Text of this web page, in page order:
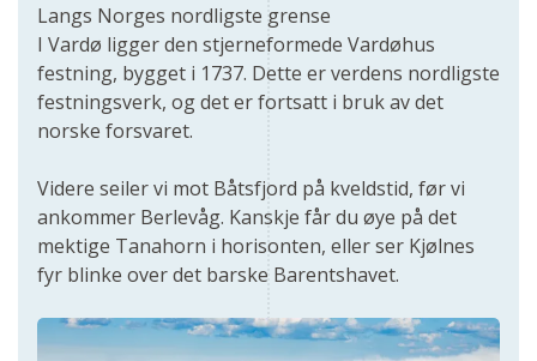
Langs Norges nordligste grense
I Vardø ligger den stjerneformede Vardøhus
festning, bygget i 1737. Dette er verdens nordligste
festningsverk, og det er fortsatt i bruk av det
norske forsvaret.
Videre seiler vi mot Båtsfjord på kveldstid, før vi
ankommer Berlevåg. Kanskje får du øye på det
mektige Tanahorn i horisonten, eller ser Kjølnes
fyr blinke over det barske Barentshavet.